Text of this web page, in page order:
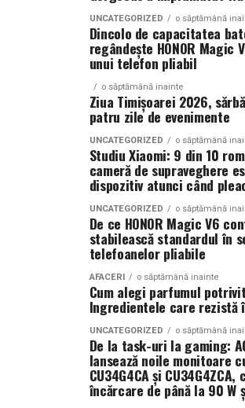
În concluzie, integrarea unui website
optimizarea și promovarea eficientă
dintre cele mai profitabile direcții de
orice afacere care dorește să își crească
clienți și să își consolideze prezența
(Advertorial AI)
Parfumuri create fără limite
La La Lime, cât șiTropic Thunder
, prima colecție Oriflame
Colecția a fost dezvoltată în colaborare
cu noua generație de parfumieri ai școlii
parfumerie. În cadrul unui proiect unic,
primit aceeași provocare: să creeze
constrângeri comerciale și fără limitări
Rezultatul este o colecție de parfumuri
construite în jurul creativității și al
Pentru cei care vor să descopere mai
parfumul din sticlă, Oriflame a lansat și
episoade disponibile pe YouTube, unde
întregul proces de creație, de la
ingredientelor până la competiția
Ce parfum alegi vara?Nu există un
UNCATEGORIZED o săptămână
Dincolo de capacitatea
regândește HONOR Magic
unui telefon pliabil
o săptămână inainte
Ziua Timișoarei 2026,
patru zile de evenimente
UNCATEGORIZED o săptămână
Studiu Xiaomi: 9 din 10
cameră de supraveghere
dispozitiv atunci când
UNCATEGORIZED o săptămână
De ce HONOR Magic V6
stabilească standardul în
telefoanelor pliabile
AFACERI o săptămână inainte
Cum alegi parfumul
Ingredientele care rezistă
UNCATEGORIZED o săptămână
De la task-uri la gaming:
lansează noile monitoare
CU34G4CA și CU34G4ZCA,
încărcare de până la 90 W